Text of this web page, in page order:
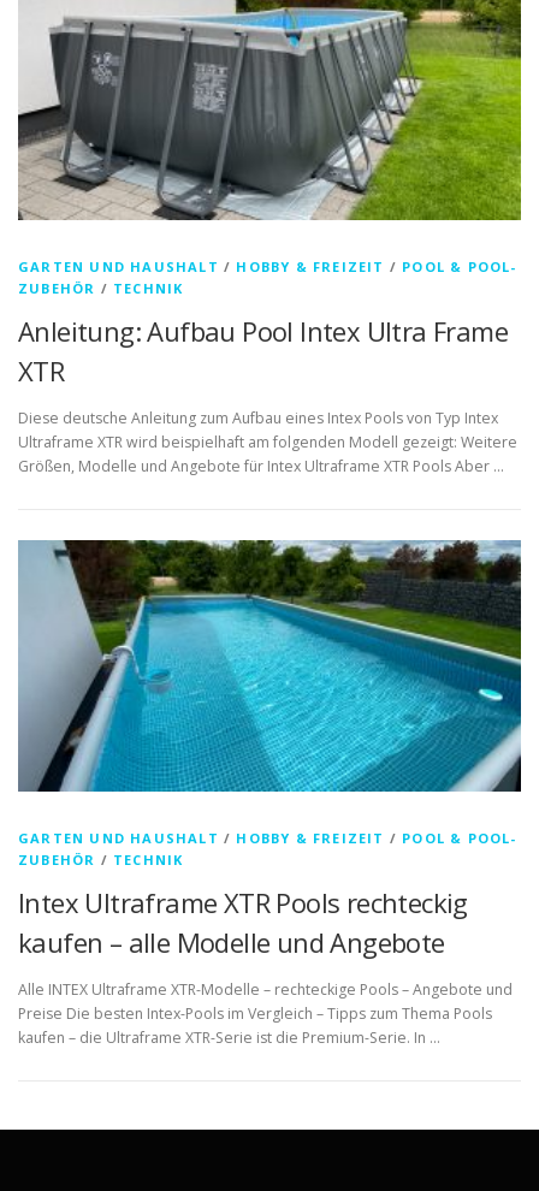
GARTEN UND HAUSHALT / HOBBY & FREIZEIT / POOL & POOL-
ZUBEHÖR / TECHNIK
Anleitung: Aufbau Pool Intex Ultra Frame
XTR
Diese deutsche Anleitung zum Aufbau eines Intex Pools von Typ Intex
Ultraframe XTR wird beispielhaft am folgenden Modell gezeigt: Weitere
Größen, Modelle und Angebote für Intex Ultraframe XTR Pools Aber …
GARTEN UND HAUSHALT / HOBBY & FREIZEIT / POOL & POOL-
ZUBEHÖR / TECHNIK
Intex Ultraframe XTR Pools rechteckig
kaufen – alle Modelle und Angebote
Alle INTEX Ultraframe XTR-Modelle – rechteckige Pools – Angebote und
Preise Die besten Intex-Pools im Vergleich – Tipps zum Thema Pools
kaufen – die Ultraframe XTR-Serie ist die Premium-Serie. In …